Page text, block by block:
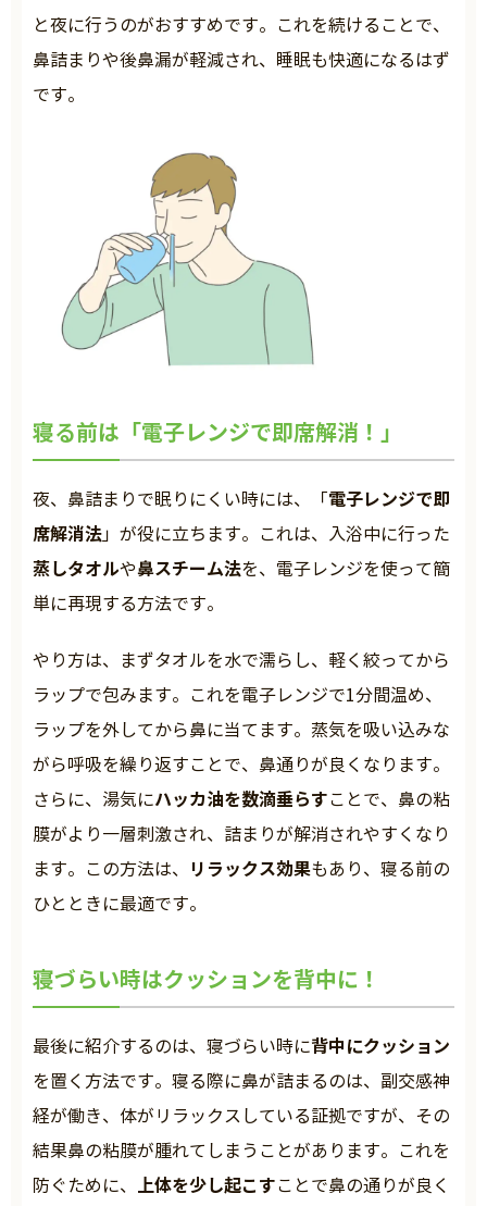
と夜に行うのがおすすめです。これを続けることで、
鼻詰まりや後鼻漏が軽減され、睡眠も快適になるはず
です。
寝る前は「電子レンジで即席解消！」
夜、鼻詰まりで眠りにくい時には、「電子レンジで即
席解消法 」が役に立ちます。これは、入浴中に行った
蒸しタオルや鼻スチーム法を、電子レンジを使って簡
単に再現する方法です。
やり方は、まずタオルを水で濡らし、軽く絞ってから
ラップで包みます。これを電子レンジで1分間温め、
ラップを外してから鼻に当てます。蒸気を吸い込みな
がら呼吸を繰り返すことで、鼻通りが良くなります。
さらに、湯気にハッカ油を数滴垂らすことで、鼻の粘
膜がより一層刺激され、詰まりが解消されやすくなり
ます。この方法は、
リラックス効果もあり、寝る前の
ひとときに最適です。
寝づらい時はクッションを背中に！
最後に紹介するのは、寝づらい時に背中にクッション
を置く方法です。寝る際に鼻が詰まるのは、副交感神
経が働き、体がリラックスしている証拠ですが、その
結果鼻の粘膜が腫れてしまうことがあります。これを
防ぐために、 上体を少し起こすことで鼻の通りが良く